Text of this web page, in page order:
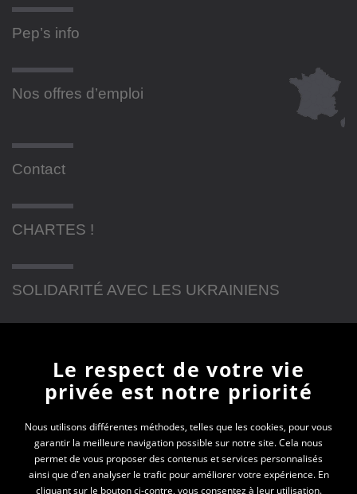
Pep’s info
Nos offres d’emploi
Contact
CHARTES !
SOLIDARITÉ AVEC LES UKRAINIENS
Newsletter
En vous inscrivant à la newsletter, vous recevrez
toutes les actualités des PEP 74
Votre e-mail*
Le respect de votre vie
privée est notre priorité
Nous utilisons différentes méthodes, telles que les cookies, pour vous
garantir la meilleure navigation possible sur notre site. Cela nous
permet de vous proposer des contenus et services personnalisés
ainsi que d'en analyser le trafic pour améliorer votre expérience. En
cliquant sur le bouton ci-contre, vous consentez à leur utilisation.